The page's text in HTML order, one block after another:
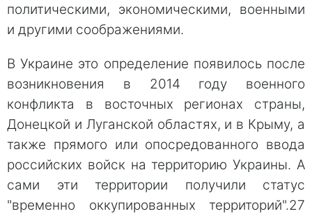
политическими, экономическими, военными
и другими соображениями.
В Украине это определение появилось после
возникновения в 2014 году военного
конфликта в восточных регионах страны,
Донецкой и Луганской областях, и в Крыму, а
также прямого или опосредованного ввода
российских войск на территорию Украины. А
сами эти территории получили статус
"временно оккупированных территорий".27